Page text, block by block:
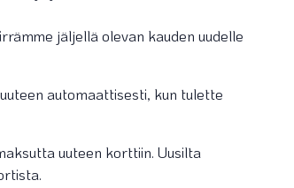
jäljellä olevan kauden uudelle
automaattisesti, kun tulette
uuteen korttiin. Uusilta